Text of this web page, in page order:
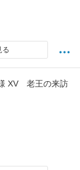
る
XV 老王の来訪